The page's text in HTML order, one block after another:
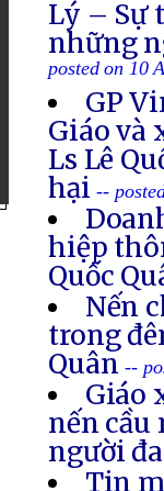
Lý – Sự
những
posted on 10
GP
Giáo và
Ls Lê
hại--
hiệp
Quốc
Nến
trong
Quân--
Giáo
nến cầu
người
Tin